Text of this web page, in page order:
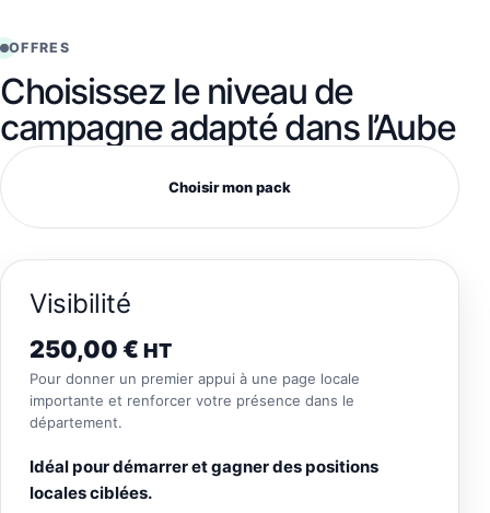
OFFRES
Choisissez le niveau de
campagne adapté dans l’Aube
Choisir mon pack
Visibilité
250,00€ HT
Pour donner un premier appui à une page locale
importante et renforcer votre présence dans le
département.
Idéal pour démarrer et gagner des positions
locales ciblées.